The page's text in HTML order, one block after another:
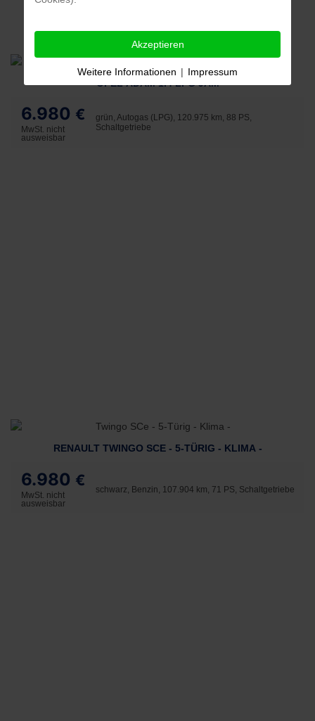
OPEL ADAM 1.4 LPG JAM
6.980 €
MwSt. nicht
ausweisbar
grün, Autogas (LPG), 120.975 km, 88 PS,
Schaltgetriebe
RENAULT TWINGO SCE - 5-TÜRIG - KLIMA -
6.980 €
MwSt. nicht
ausweisbar
schwarz, Benzin, 107.904 km, 71 PS, Schaltgetriebe
Akzeptieren
Weitere Informationen | Impressum